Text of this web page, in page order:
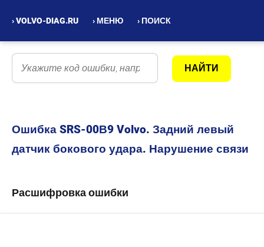
› VOLVO-DIAG.RU › МЕНЮ › ПОИСК
Ошибка SRS-00В9 Volvo. Задний левый
датчик бокового удара. Нарушение связи
Расшифровка ошибки